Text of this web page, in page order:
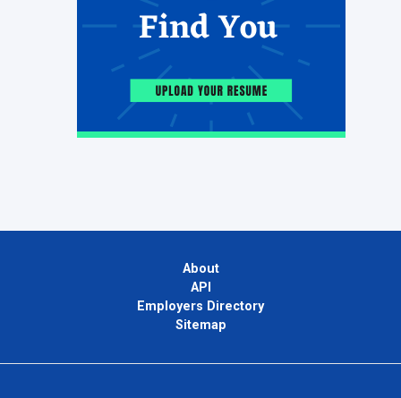
About
API
Employers Directory
Sitemap